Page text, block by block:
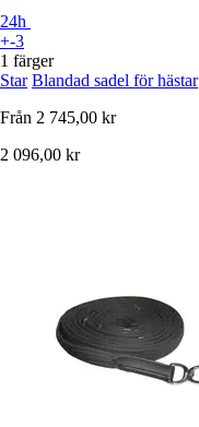
24h
+-3
1 färger
Star Blandad sadel för hästar
Från 2 745,00 kr
2 096,00 kr